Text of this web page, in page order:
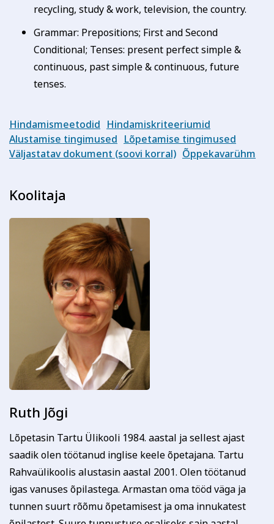
recycling, study & work, television, the country.
Grammar: Prepositions; First and Second
Conditional; Tenses: present perfect simple &
continuous, past simple & continuous, future
tenses.
Hindamismeetodid Hindamiskriteeriumid
Alustamise tingimused Lõpetamise tingimused
Väljastatav dokument (soovi korral) Õppekavarühm
Koolitaja
Ruth Jõgi
Lõpetasin Tartu Ülikooli 1984. aastal ja sellest ajast
saadik olen töötanud inglise keele õpetajana. Tartu
Rahvaülikoolis alustasin aastal 2001. Olen töötanud
igas vanuses õpilastega. Armastan oma tööd väga ja
tunnen suurt rõõmu õpetamisest ja oma innukatest